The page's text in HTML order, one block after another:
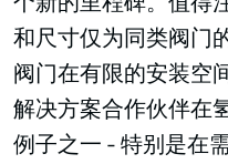
和尺寸仅为同类阀门
阀门在有限的安装空
解决方案合作伙伴在
例子之一 - 特别是在